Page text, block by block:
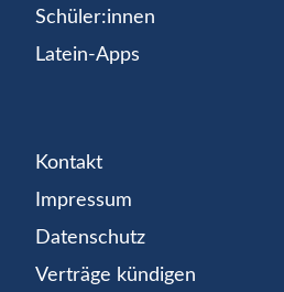
Schüler:innen
Latein-Apps
Kontakt
Impressum
Datenschutz
Verträge kündigen